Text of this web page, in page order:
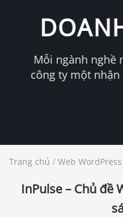
Mỗi ngành nghề
công ty một
Trang chủ / Web
InPulse – Chủ đề